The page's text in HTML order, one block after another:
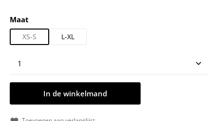
Selecteer
Maat
XS-S L-XL
Producthoeveelheid: Voer de gewenste
In de winkelmand